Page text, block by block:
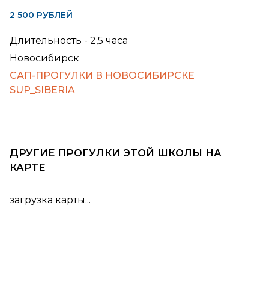
2 500 РУБЛЕЙ
Длительность - 2,5 часа
Новосибирск
САП-ПРОГУЛКИ В НОВОСИБИРСКЕ
SUP_SIBERIA
ДРУГИЕ ПРОГУЛКИ ЭТОЙ ШКОЛЫ НА
КАРТЕ
загрузка карты...